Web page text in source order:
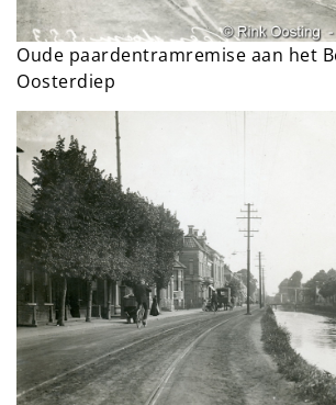
Oude paardentramremise aan het
Oosterdiep